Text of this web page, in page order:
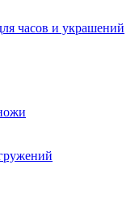
часов и украшений